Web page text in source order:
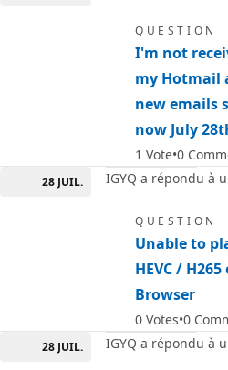
QUESTION
I'm not
my Hotmail
new emails
now July
1 Vote 0
28 JUIL. IGYQ a répondu à
QUESTION
Unable to
HEVC /
Browser
0 Votes 0
28 JUIL. IGYQ a répondu à